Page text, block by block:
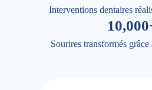
Interventions dentaires
Sourires transformés grâce